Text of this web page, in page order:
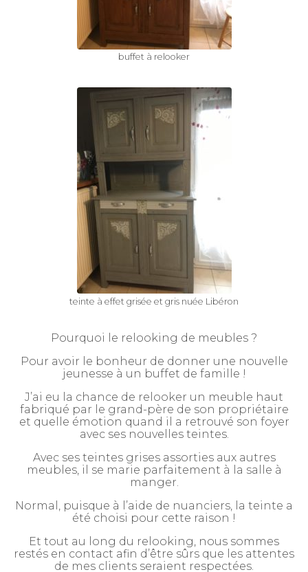
buffet à relooker
teinte à effet grisée et gris nuée Libéron
Pourquoi le relooking de meubles ?
Pour avoir le bonheur de donner une nouvelle
jeunesse à un buffet de famille !
J’ai eu la chance de relooker un meuble haut
fabriqué par le grand-père de son propriétaire
et quelle émotion quand il a retrouvé son foyer
avec ses nouvelles teintes.
Avec ses teintes grises assorties aux autres
meubles, il se marie parfaitement à la salle à
manger.
Normal, puisque à l’aide de nuanciers, la teinte a
été choisi pour cette raison !
Et tout au long du relooking, nous sommes
restés en contact afin d’être sûrs que les attentes
de mes clients seraient respectées.